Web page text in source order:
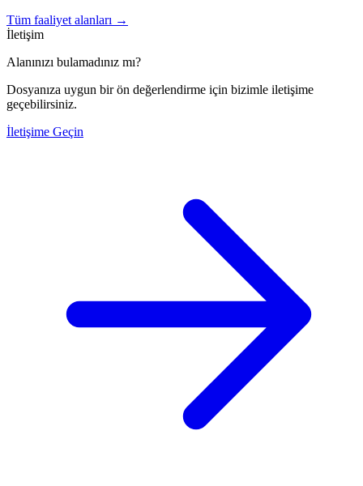
Tüm faaliyet alanları →
İletişim
Alanınızı bulamadınız mı?
Dosyanıza uygun bir ön değerlendirme için bizimle iletişime
geçebilirsiniz.
İletişime Geçin